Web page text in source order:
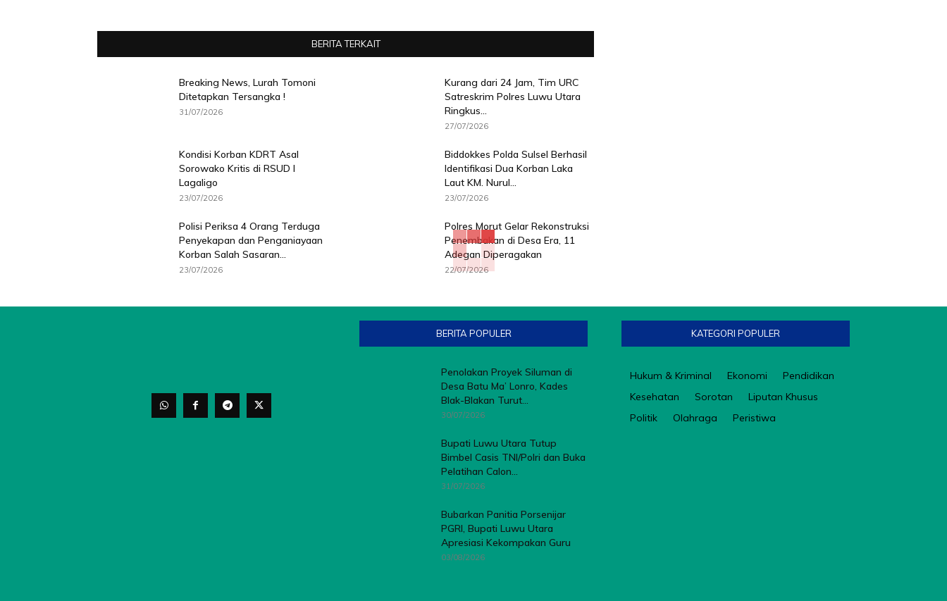
BERITA TERKAIT
Breaking News, Lurah Tomoni
Ditetapkan Tersangka !
31/07/2026
Kurang dari 24 Jam, Tim URC
Satreskrim Polres Luwu Utara
Ringkus...
27/07/2026
Kondisi Korban KDRT Asal
Sorowako Kritis di RSUD I
Lagaligo
23/07/2026
Biddokkes Polda Sulsel Berhasil
Identifikasi Dua Korban Laka
Laut KM. Nurul...
23/07/2026
Polisi Periksa 4 Orang Terduga
Penyekapan dan Penganiayaan
Korban Salah Sasaran...
23/07/2026
Polres Morut Gelar Rekonstruksi
Penembakan di Desa Era, 11
Adegan Diperagakan
22/07/2026
BERITA POPULER
Penolakan Proyek Siluman di
Desa Batu Ma’ Lonro, Kades
Blak-Blakan Turut...
30/07/2026
Bupati Luwu Utara Tutup
Bimbel Casis TNI/Polri dan Buka
Pelatihan Calon...
31/07/2026
Bubarkan Panitia Porsenijar
PGRI, Bupati Luwu Utara
Apresiasi Kekompakan Guru
03/08/2026
KATEGORI POPULER
Hukum & Kriminal Ekonomi
Pendidikan
Kesehatan
Sorotan
Liputan Khusus
Politik
Olahraga Peristiwa